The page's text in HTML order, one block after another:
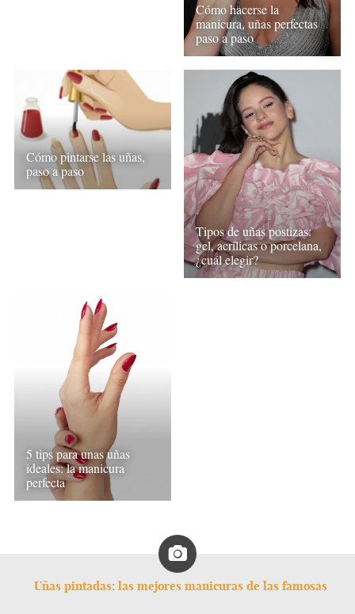
Cómo hacerse la
manicura, uñas perfectas
paso a paso
Cómo pintarse las uñas,
paso a paso
Tipos de uñas postizas:
gel, acrílicas o porcelana,
¿cuál elegir?
5 tips para unas uñas
ideales: la manicura
perfecta
Uñas pintadas: las mejores manicuras de las famosas